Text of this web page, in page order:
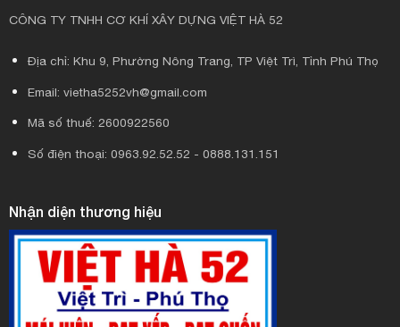
CÔNG TY TNHH CƠ KHÍ XÂY DỰNG VIỆT HÀ 52
Địa chỉ: Khu 9, Phường Nông Trang, TP Việt Trì, Tỉnh Phú Thọ
Email: vietha5252vh@gmail.com
Mã số thuế: 2600922560
Số điện thoại: 0963.92.52.52 - 0888.131.151
Nhận diện thương hiệu